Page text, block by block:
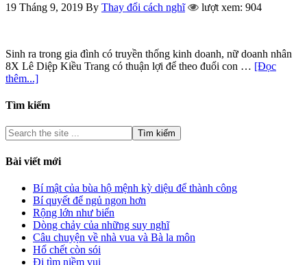
19 Tháng 9, 2019 By Thay đổi cách nghĩ lượt xem: 904
Sinh ra trong gia đình có truyền thống kinh doanh, nữ doanh nhân
8X Lê Diệp Kiều Trang có thuận lợi để theo đuổi con … [Đọc
thêm...]
Tìm kiếm
Bài viết mới
Bí mật của bùa hộ mệnh kỳ diệu để thành công
Bí quyết để ngủ ngon hơn
Rộng lớn như biển
Dòng chảy của những suy nghĩ
Câu chuyện về nhà vua và Bà la môn
Hổ chết còn sói
Đi tìm niềm vui